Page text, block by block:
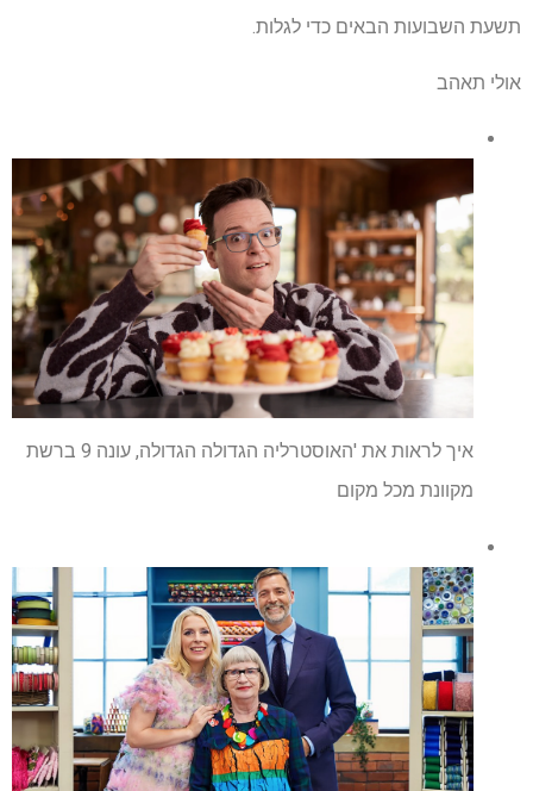
תשעת השבועות הבאים כדי לגלות.
אולי תאהב
איך לראות את 'האוסטרליה הגדולה הגדולה, עונה 9 ברשת
מקוונת מכל מקום